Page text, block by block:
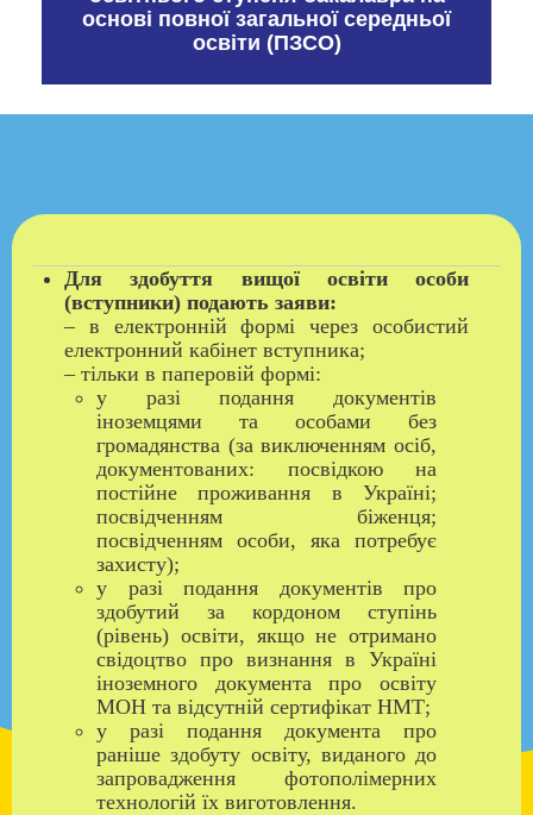
основі повної загальної середньої
освіти (ПЗСО)
Для здобуття вищої освіти особи
(вступники) подають заяви:
– в електронній формі через особистий
електронний кабінет вступника;
– тільки в паперовій формі:
у разі подання документів
іноземцями та особами без
громадянства (за виключенням осіб,
документованих: посвідкою на
постійне проживання в Україні;
посвідченням біженця;
посвідченням особи, яка потребує
захисту);
у разі подання документів про
здобутий за кордоном ступінь
(рівень) освіти, якщо не отримано
свідоцтво про визнання в Україні
іноземного документа про освіту
МОН та відсутній сертифікат НМТ;
у разі подання документа про
раніше здобуту освіту, виданого до
запровадження фотополімерних
технологій їх виготовлення.